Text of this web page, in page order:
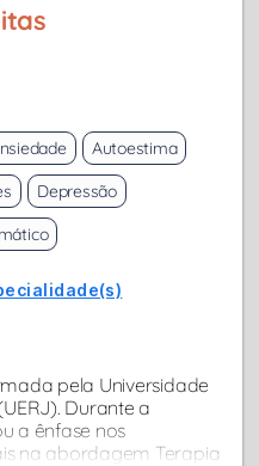
Autoestima
Depressão
pela Universidade
Durante a
a ênfase nos
na abordagem Terapia